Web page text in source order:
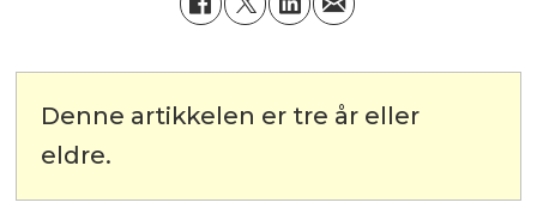
Denne artikkelen er tre år eller
eldre.